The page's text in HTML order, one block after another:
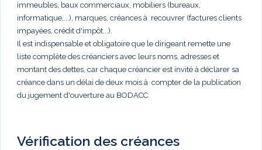
immeubles, baux commerciaux, mobiliers (bureaux,
informatique,...), marques, créances à recouvrer (factures clients
impayées, crédit d'impôt...).
Il est indispensable et obligatoire que le dirigeant remette une
liste complète des créanciers avec leurs noms, adresses et
montant des dettes, car chaque créancier est invité à déclarer sa
créance dans un délai de deux mois à compter de la publication
du jugement d'ouverture au BODACC.
Vérification des créances